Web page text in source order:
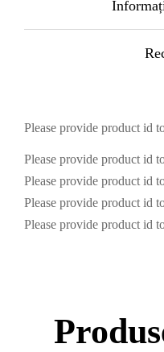
Please provide product id
Please provide product id
Please provide product id
Please provide product id
Please provide product id